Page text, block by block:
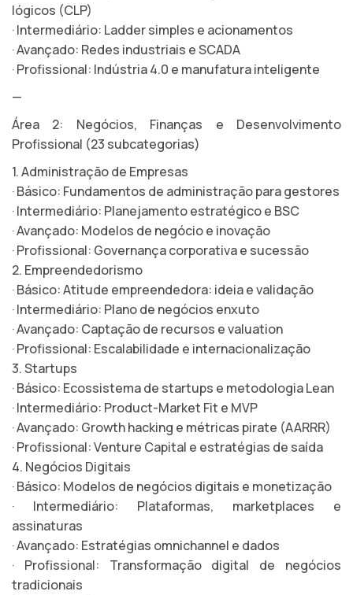
lógicos (CLP)
· Intermediário: Ladder simples e acionamentos
· Avançado: Redes industriais e SCADA
· Profissional: Indústria 4.0 e manufatura inteligente
—
Área 2: Negócios, Finanças e Desenvolvimento
Profissional (23 subcategorias)
1. Administração de Empresas
· Básico: Fundamentos de administração para gestores
· Intermediário: Planejamento estratégico e BSC
· Avançado: Modelos de negócio e inovação
· Profissional: Governança corporativa e sucessão
2. Empreendedorismo
· Básico: Atitude empreendedora: ideia e validação
· Intermediário: Plano de negócios enxuto
· Avançado: Captação de recursos e valuation
· Profissional: Escalabilidade e internacionalização
3. Startups
· Básico: Ecossistema de startups e metodologia Lean
· Intermediário: Product-Market Fit e MVP
· Avançado: Growth hacking e métricas pirate (AARRR)
· Profissional: Venture Capital e estratégias de saída
4. Negócios Digitais
· Básico: Modelos de negócios digitais e monetização
· Intermediário: Plataformas, marketplaces e
assinaturas
· Avançado: Estratégias omnichannel e dados
· Profissional: Transformação digital de negócios
tradicionais